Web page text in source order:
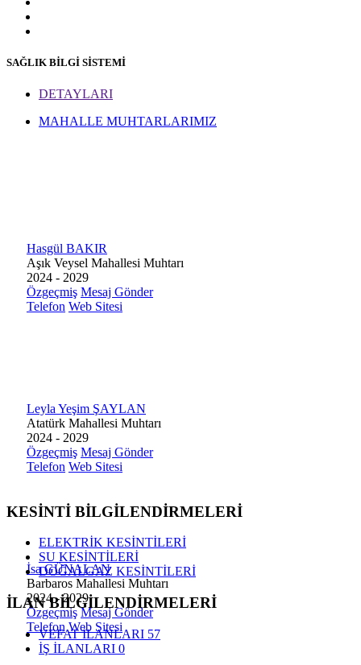
SAĞLIK BİLGİ SİSTEMİ
DETAYLARI
MAHALLE MUHTARLARIMIZ
Hasgül BAKIR
Aşık Veysel Mahallesi Muhtarı
2024 - 2029
Özgeçmiş Mesaj Gönder
Telefon Web Sitesi
Leyla Yeşim ŞAYLAN
Atatürk Mahallesi Muhtarı
2024 - 2029
Özgeçmiş Mesaj Gönder
Telefon Web Sitesi
İsa GÜNALAN
Barbaros Mahallesi Muhtarı
2024 - 2029
Özgeçmiş Mesaj Gönder
Telefon Web Sitesi
KESİNTİ BİLGİLENDİRMELERİ
ELEKTRİK KESİNTİLERİ
SU KESİNTİLERİ
DOĞALGAZ KESİNTİLERİ
İLAN BİLGİLENDİRMELERİ
VEFAT İLANLARI 57
İŞ İLANLARI 0